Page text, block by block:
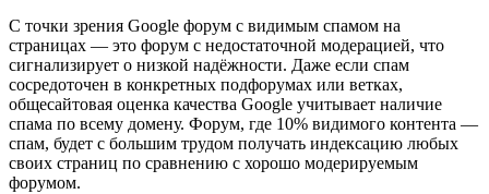
С точки зрения Google форум с видимым спамом на
страницах — это форум с недостаточной модерацией, что
сигнализирует о низкой надёжности. Даже если спам
сосредоточен в конкретных подфорумах или ветках,
общесайтовая оценка качества Google учитывает наличие
спама по всему домену. Форум, где 10% видимого контента —
спам, будет с большим трудом получать индексацию любых
своих страниц по сравнению с хорошо модерируемым
форумом.